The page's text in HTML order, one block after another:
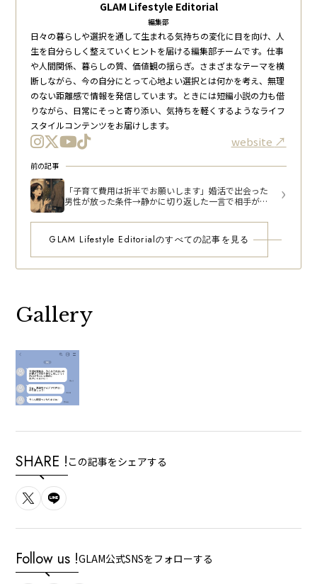
GLAM Lifestyle Editorial
編集部
日々の暮らしや選択を通して生まれる気持ちの変化に目を向け、人
生を自分らしく整えていくヒントを届ける編集部チームです。仕事
や人間関係、暮らしの質、価値観の揺らぎ。さまざまなテーマを横
断しながら、今の自分にとって心地よい選択とは何かを考え、無理
のない距離感で情報を発信しています。ときには短編小説の力も借
りながら、日常にそっと寄り添い、気持ちを軽くするようなライフ
スタイルコンテンツをお届けします。
website
前の記事
「子育て費用は折半でお願いします」婚活で出会った
男性が放った条件→静かに切り返した一言で相手が席
GLAM Lifestyle Editorialのすべての記事を見る
Gallery
SHARE ! この記事をシェアする
Follow us !GLAM公式SNSをフォローする